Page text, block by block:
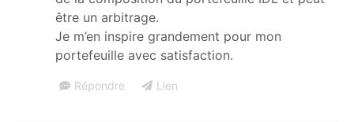
être un arbitrage.
Je m’en inspire grandement pour mon
portefeuille avec satisfaction.
Répondre Lien